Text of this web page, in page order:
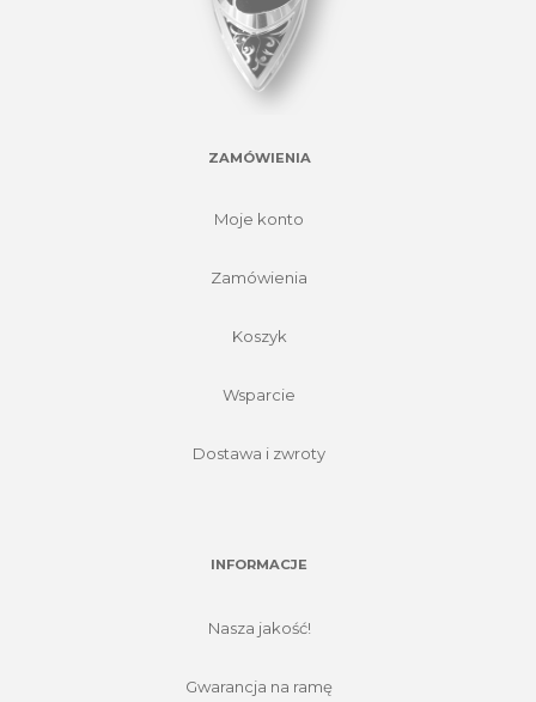
ZAMÓWIENIA
Moje konto
Zamówienia
Koszyk
Wsparcie
Dostawa i zwroty
INFORMACJE
Nasza jakość!
Gwarancja na ramę